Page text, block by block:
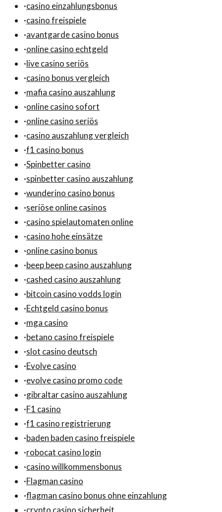
·casino einzahlungsbonus
·casino freispiele
·avantgarde casino bonus
·online casino echtgeld
·live casino seriös
·casino bonus vergleich
·mafia casino auszahlung
·online casino sofort
·online casino seriös
·casino auszahlung vergleich
·f1 casino bonus
·Spinbetter casino
·spinbetter casino auszahlung
·wunderino casino bonus
·seriöse online casinos
·casino spielautomaten online
·casino hohe einsätze
·online casino bonus
·beep beep casino auszahlung
·cashed casino auszahlung
·bitcoin casino vodds login
·Echtgeld casino bonus
·mga casino
·betano casino freispiele
·slot casino deutsch
·Evolve casino
·evolve casino promo code
·gibraltar casino auszahlung
·F1 casino
·f1 casino registrierung
·baden baden casino freispiele
·robocat casino login
·casino willkommensbonus
·Flagman casino
·flagman casino bonus ohne einzahlung
·crypto casino sicherheit